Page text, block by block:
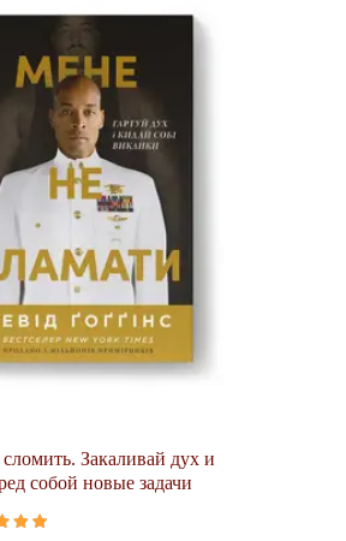
Закаливай дух и
собой новые задачи